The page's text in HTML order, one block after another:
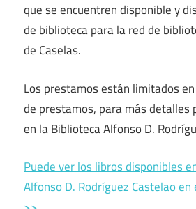
que se encuentren disponible y
de biblioteca para la red de
de Caselas.
Los prestamos están limitados
de prestamos, para más detalles
en la Biblioteca Alfonso D.
Puede ver los libros disponibles
Alfonso D. Rodríguez Castelao